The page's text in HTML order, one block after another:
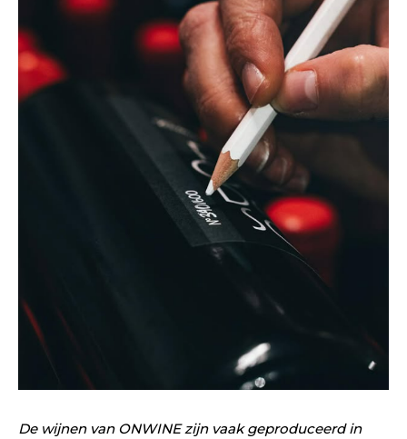
De wijnen van ONWINE zijn vaak geproduceerd in